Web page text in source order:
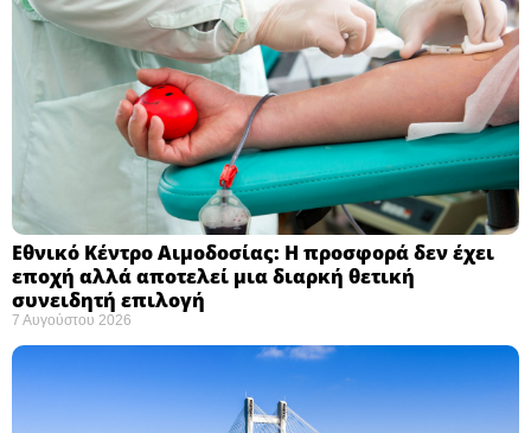
Εθνικό Κέντρο Αιμοδοσίας: H προσφορά δεν έχει
εποχή αλλά αποτελεί μια διαρκή θετική
συνειδητή επιλογή ​
7 Αυγούστου 2026